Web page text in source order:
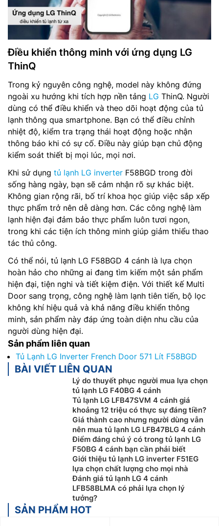
Điều khiển thông minh với ứng dụng LG
ThinQ
Trong kỷ nguyên công nghệ, model này không đứng
ngoài xu hướng khi tích hợp nền tảng LG ThinQ. Người
dùng có thể điều khiển và theo dõi hoạt động của tủ
lạnh thông qua smartphone. Bạn có thể điều chỉnh
nhiệt độ, kiểm tra trạng thái hoạt động hoặc nhận
thông báo khi có sự cố. Điều này giúp bạn chủ động
kiểm soát thiết bị mọi lúc, mọi nơi.
Khi sử dụng tủ lạnh LG inverter F58BGD trong đời
sống hàng ngày, bạn sẽ cảm nhận rõ sự khác biệt.
Không gian rộng rãi, bố trí khoa học giúp việc sắp xếp
thực phẩm trở nên dễ dàng hơn. Các công nghệ làm
lạnh hiện đại đảm bảo thực phẩm luôn tươi ngon,
trong khi các tiện ích thông minh giúp giảm thiểu thao
tác thủ công.
Có thể nói, tủ lạnh LG F58BGD 4 cánh là lựa chọn
hoàn hảo cho những ai đang tìm kiếm một sản phẩm
hiện đại, tiện nghi và tiết kiệm điện. Với thiết kế Multi
Door sang trọng, công nghệ làm lạnh tiên tiến, bộ lọc
không khí hiệu quả và khả năng điều khiển thông
minh, sản phẩm này đáp ứng toàn diện nhu cầu của
người dùng hiện đại.
Sản phẩm liên quan
Tủ Lạnh LG Inverter French Door 571 Lít F58BGD
BÀI VIẾT LIÊN QUAN
Lý do thuyết phục người mua lựa chọn
tủ lạnh LG F40BG 4 cánh
Tủ lạnh LG LFB47SVM 4 cánh giá
khoảng 12 triệu có thực sự đáng tiền?
Giá thành cao nhưng người dùng vẫn
nên mua tủ lạnh LG LFB47BLG 4 cánh
Điểm đáng chú ý có trong tủ lạnh LG
F50BG 4 cánh bạn cần phải biết
Giới thiệu tủ lạnh LG inverter F51EG
lựa chọn chất lượng cho mọi nhà
Đánh giá tủ lạnh LG 4 cánh
LFB58BLMA có phải lựa chọn lý
tưởng?
SẢN PHẨM HOT